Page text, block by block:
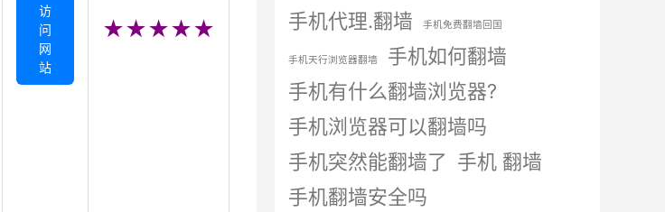
访
问
网
站
★★★★★
手机代理.翻墙
手机免费翻墙回国
手机天行浏览器翻墙
手机如何翻墙
手机有什么翻墙浏览器?
手机浏览器可以翻墙吗
手机突然能翻墙了 手机 翻墙
手机翻墙安全吗